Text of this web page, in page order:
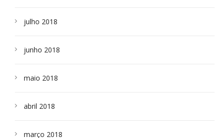
julho 2018
junho 2018
maio 2018
abril 2018
março 2018